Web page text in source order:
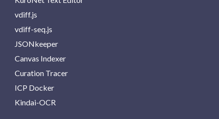
vdiff.js
vdiff-seq.js
JSONkeeper
Canvas Indexer
Curation Tracer
ICP Docker
Kindai-OCR